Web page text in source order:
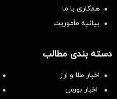
همکاری با ما
بیانیه مأموریت
دسته بندی مطالب
اخبار طلا و ارز
اخبار بورس